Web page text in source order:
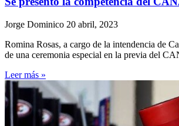
Jorge Dominico 20 abril, 2023
Romina Rosas, a cargo de la intendencia de
de una ceremonia especial en la previa del
Leer más »